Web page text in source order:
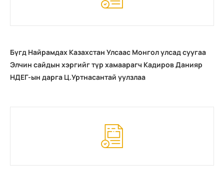
Бүгд Найрамдах Казахстан Улсаас Монгол улсад суугаа
Элчин сайдын хэргийг түр хамаарагч Кадиров Данияр
НДЕГ-ын дарга Ц.Уртнасантай уулзлаа